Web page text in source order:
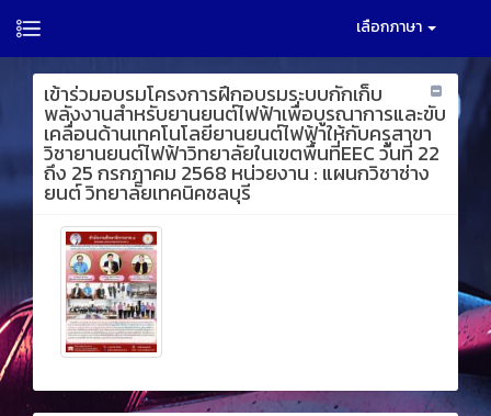
เลือกภาษา
เข้าร่วมอบรมโครงการฝึกอบรมระบบกักเก็บ
พลังงานสำหรับยานยนต์ไฟฟ้าเพื่อบูรณาการและขับ
เคลื่อนด้านเทคโนโลยียานยนต์ไฟฟ้าให้กับครูสาขา
วิชายานยนต์ไฟฟ้าวิทยาลัยในเขตพื้นที่EEC วันที่ 22
ถึง 25 กรกฎาคม 2568 หน่วยงาน : แผนกวิชาช่าง
ยนต์ วิทยาลัยเทคนิคชลบุรี